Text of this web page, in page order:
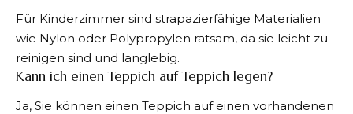
Für Kinderzimmer sind strapazierfähige Materialien
wie Nylon oder Polypropylen ratsam, da sie leicht zu
reinigen sind und langlebig.
Kann ich einen Teppich auf Teppich legen?
Ja, Sie können einen Teppich auf einen vorhandenen